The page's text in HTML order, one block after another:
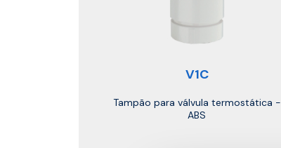
V1C
Tampão para válvula termostática -
ABS